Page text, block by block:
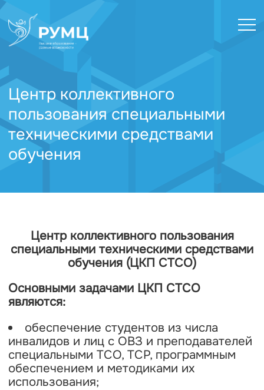
Центр коллективного
пользования специальными
техническими средствами
обучения
Центр коллективного пользования
специальными техническими средствами
обучения (ЦКП СТСО)
Основными задачами ЦКП СТСО
являются:
обеспечение студентов из числа
инвалидов и лиц с ОВЗ и преподавателей
специальными ТСО, ТСР, программным
обеспечением и методиками их
использования;